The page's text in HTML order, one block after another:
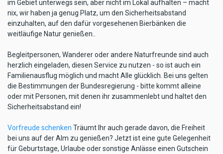
im Gebiet unterwegs sein, aber nicht im Lokal aufhalten – macht
nix, wir haben ja genug Platz, um den Sicherheitsabstand
einzuhalten, auf den dafür vorgesehenen Bierbänken die
weitläufige Natur genießen..
Begleitpersonen, Wanderer oder andere Naturfreunde sind auch
herzlich eingeladen, diesen Service zu nutzen - so ist auch ein
Familienausflug möglich und macht Alle glücklich. Bei uns gelten
die Bestimmungen der Bundesregierung - bitte kommt alleine
oder mit Personen, mit denen ihr zusammenlebt und haltet den
Sicherheitsabstand ein!
Vorfreude schenken Träumt Ihr auch gerade davon, die Freiheit
bei uns auf der Alm zu genießen? Jetzt ist eine gute Gelegenheit
für Geburtstage, Urlaube oder sonstige Anlässe einen Gutschein